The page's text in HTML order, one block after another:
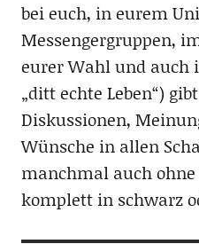
bei euch, in eurem
Messengergruppen,
eurer Wahl und auch
„ditt echte Leben“)
Diskussionen,
Wünsche in allen
manchmal auch
komplett in schwarz